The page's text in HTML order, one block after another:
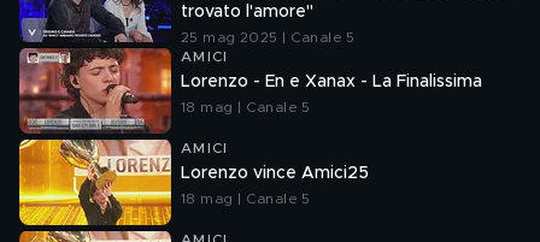
trovato l'amore"
25 mag 2025 | Canale 5
AMICI
Lorenzo - En e Xanax - La Finalissima
18 mag | Canale 5
AMICI
Lorenzo vince Amici25
18 mag | Canale 5